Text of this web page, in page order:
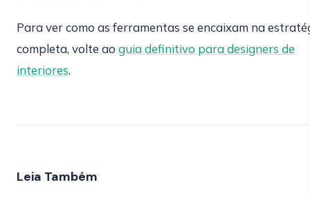
Para ver como as ferramentas se encaixam na
completa, volte ao guia definitivo para designers de
interiores.
Leia Também